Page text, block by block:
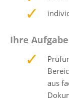
Ihre
aus